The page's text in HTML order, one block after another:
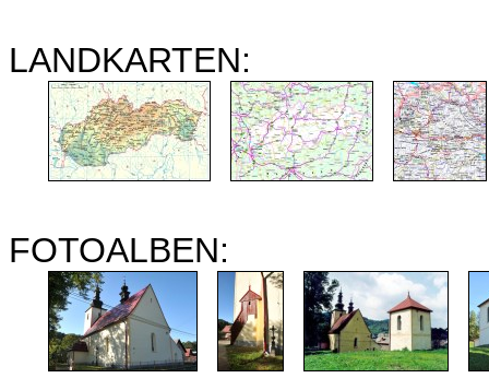
LANDKARTEN:
FOTOALBEN: